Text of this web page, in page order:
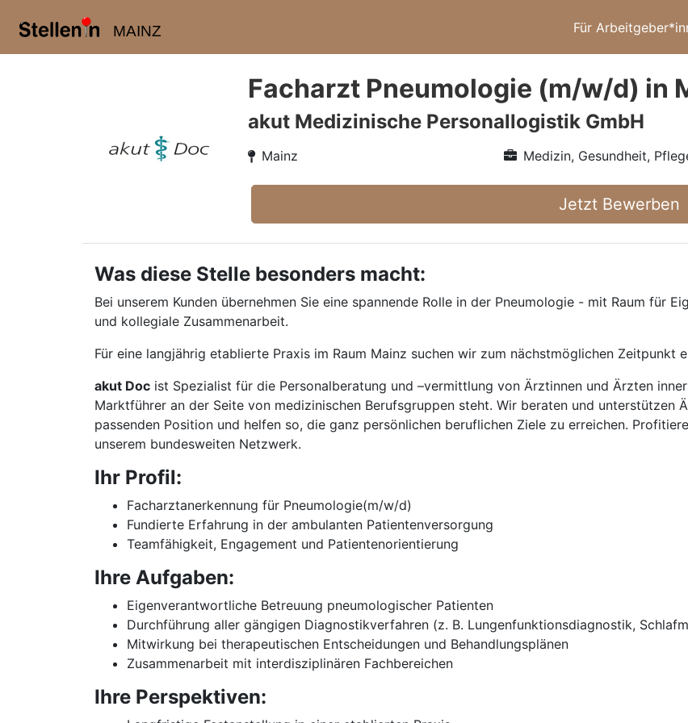
MAINZ Für
Facharzt Pneumologie (m/w/d) in
akut Medizinische Personallogistik GmbH
Mainz Medizin, Gesundheit,
Jetzt Bewerben
Was diese Stelle besonders macht:
Bei unserem Kunden übernehmen Sie eine spannende Rolle in der Pneumologie - mit Raum für
und kollegiale Zusammenarbeit.
Für eine langjährig etablierte Praxis im Raum Mainz suchen wir zum nächstmöglichen Zeitpunkt
akut Doc ist Spezialist für die Personalberatung und –vermittlung von Ärztinnen und Ärzten
Marktführer an der Seite von medizinischen Berufsgruppen steht. Wir beraten und unterstützen
passenden Position und helfen so, die ganz persönlichen beruflichen Ziele zu erreichen.
unserem bundesweiten Netzwerk.
Ihr Profil:
Facharztanerkennung für Pneumologie(m/w/d)
Fundierte Erfahrung in der ambulanten Patientenversorgung
Teamfähigkeit, Engagement und Patientenorientierung
Ihre Aufgaben:
Eigenverantwortliche Betreuung pneumologischer Patienten
Durchführung aller gängigen Diagnostikverfahren (z. B. Lungenfunktionsdiagnostik,
Mitwirkung bei therapeutischen Entscheidungen und Behandlungsplänen
Zusammenarbeit mit interdisziplinären Fachbereichen
Ihre Perspektiven: